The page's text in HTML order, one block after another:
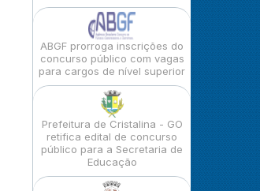
ABGF prorroga inscrições do
concurso público com vagas
para cargos de nível superior
Prefeitura de Cristalina - GO
retifica edital de concurso
público para a Secretaria de
Educação